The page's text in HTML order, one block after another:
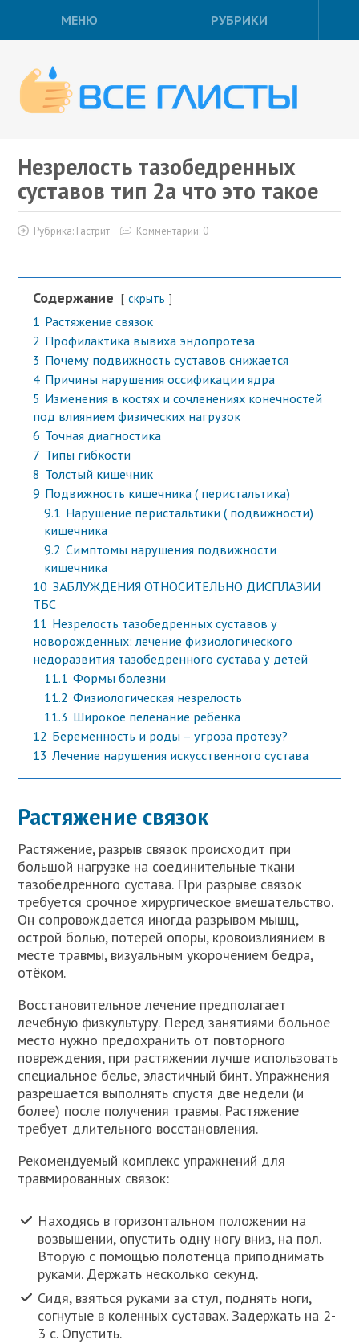
МЕНЮ РУБРИКИ
Незрелость тазобедренных
суставов тип 2а что это такое
Рубрика: Гастрит Комментарии: 0
Содержание скрыть
1 Растяжение связок
2 Профилактика вывиха эндопротеза
3 Почему подвижность суставов снижается
4 Причины нарушения оссификации ядра
5 Изменения в костях и сочленениях конечностей
под влиянием физических нагрузок
6 Точная диагностика
7 Типы гибкости
8 Толстый кишечник
9 Подвижность кишечника ( перистальтика)
9.1 Нарушение перистальтики ( подвижности)
кишечника
9.2 Симптомы нарушения подвижности
кишечника
10 ЗАБЛУЖДЕНИЯ ОТНОСИТЕЛЬНО ДИСПЛАЗИИ
ТБС
11 Незрелость тазобедренных суставов у
новорожденных: лечение физиологического
недоразвития тазобедренного сустава у детей
11.1 Формы болезни
11.2 Физиологическая незрелость
11.3 Широкое пеленание ребёнка
12 Беременность и роды – угроза протезу?
13 Лечение нарушения искусственного сустава
Растяжение связок
Растяжение, разрыв связок происходит при
большой нагрузке на соединительные ткани
тазобедренного сустава. При разрыве связок
требуется срочное хирургическое вмешательство.
Он сопровождается иногда разрывом мышц,
острой болью, потерей опоры, кровоизлиянием в
месте травмы, визуальным укорочением бедра,
отёком.
Восстановительное лечение предполагает
лечебную физкультуру. Перед занятиями больное
место нужно предохранить от повторного
повреждения, при растяжении лучше использовать
специальное белье, эластичный бинт. Упражнения
разрешается выполнять спустя две недели (и
более) после получения травмы. Растяжение
требует длительного восстановления.
Рекомендуемый комплекс упражнений для
травмированных связок:
Находясь в горизонтальном положении на
возвышении, опустить одну ногу вниз, на пол.
Вторую с помощью полотенца приподнимать
руками. Держать несколько секунд.
Сидя, взяться руками за стул, поднять ноги,
согнутые в коленных суставах. Задержать на 2-
3 с. Опустить.